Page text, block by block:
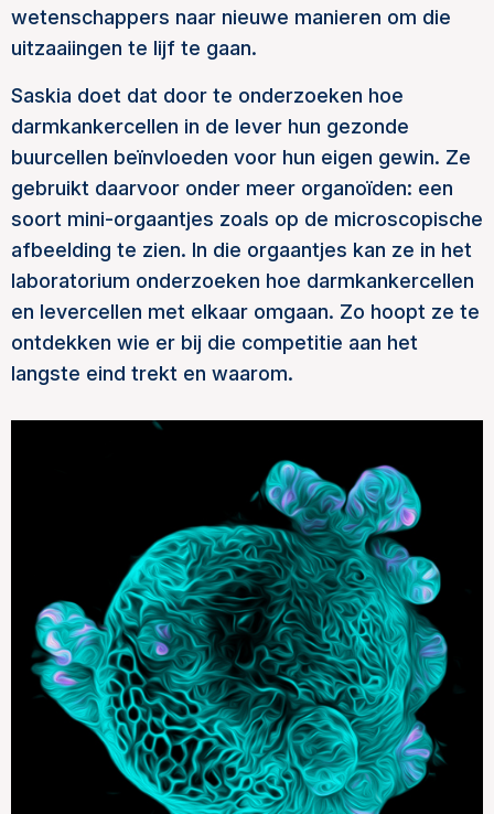
wetenschappers naar nieuwe manieren om die
uitzaaiingen te lijf te gaan.
Saskia doet dat door te onderzoeken hoe
darmkankercellen in de lever hun gezonde
buurcellen beïnvloeden voor hun eigen gewin. Ze
gebruikt daarvoor onder meer organoïden: een
soort mini-orgaantjes zoals op de microscopische
afbeelding te zien. In die orgaantjes kan ze in het
laboratorium onderzoeken hoe darmkankercellen
en levercellen met elkaar omgaan. Zo hoopt ze te
ontdekken wie er bij die competitie aan het
langste eind trekt en waarom.